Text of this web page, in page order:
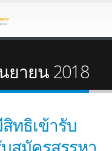
ยายน 2018
ทธิเข้ารับ